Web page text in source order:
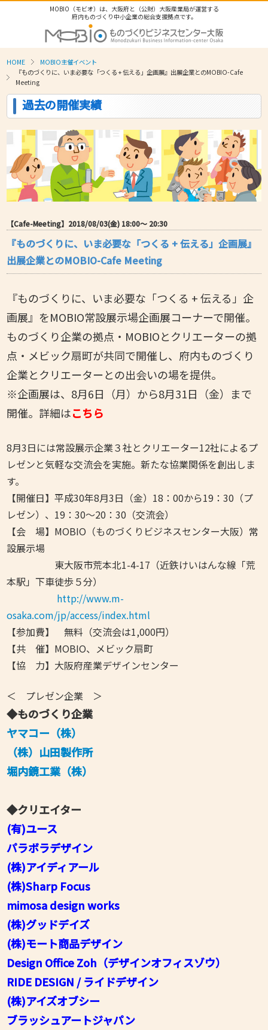
MOBIO（モビオ）は、大阪府と（公財）大阪産業局が運営する
府内ものづくり中小企業の総合支援拠点です。
HOME
MOBIO主催イベント
『ものづくりに、いま必要な「つくる + 伝える」企画展』出展企業とのMOBIO-Cafe
Meeting
過去の開催実績
【Cafe-Meeting】2018/08/03(金) 18:00〜 20:30
『ものづくりに、いま必要な「つくる + 伝える」企画展』
出展企業とのMOBIO-Cafe Meeting
『ものづくりに、いま必要な「つくる + 伝える」企
画展』をMOBIO常設展示場企画展コーナーで開催。
ものづくり企業の拠点・MOBIOとクリエーターの拠
点・メビック扇町が共同で開催し、府内ものづくり
企業とクリエーターとの出会いの場を提供。
※企画展は、8月6日（月）から8月31日（金）まで
開催。詳細はこちら
8月3日には常設展示企業３社とクリエーター12社によるプ
レゼンと気軽な交流会を実施。新たな協業関係を創出しま
す。
【開催日】平成30年8月3日（金）18：00から19：30（プ
レゼン）、19：30～20：30（交流会）
【会 場】MOBIO（ものづくりビジネスセンター大阪）常
設展示場
東大阪市荒本北1-4-17（近鉄けいはんな線「荒
本駅」下車徒歩５分）
http://www.m-
osaka.com/jp/access/index.html
【参加費】 無料（交流会は1,000円）
【共 催】MOBIO、メビック扇町
【協 力】大阪府産業デザインセンター
＜ プレゼン企業 ＞
◆ものづくり企業
ヤマコー（株）
（株）山田製作所
堀内鏡工業（株）
◆クリエイター
(有)ユース
パラボラデザイン
(株)アイディアール
(株)Sharp Focus
mimosa design works
(株)グッドデイズ
(株)モート商品デザイン
Design Office Zoh（デザインオフィスゾウ）
RIDE DESIGN / ライドデザイン
(株)アイズオブシー
ブラッシュアートジャパン